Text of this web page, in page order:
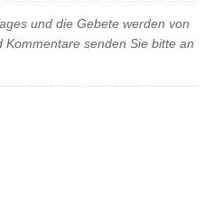
und die Gebete werden von
senden Sie bitte an